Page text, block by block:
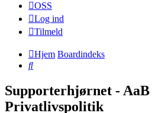
OSS
Log ind
Tilmeld
Hjem Boardindeks
Søg
Supporterhjørnet -
Privatlivspolitik